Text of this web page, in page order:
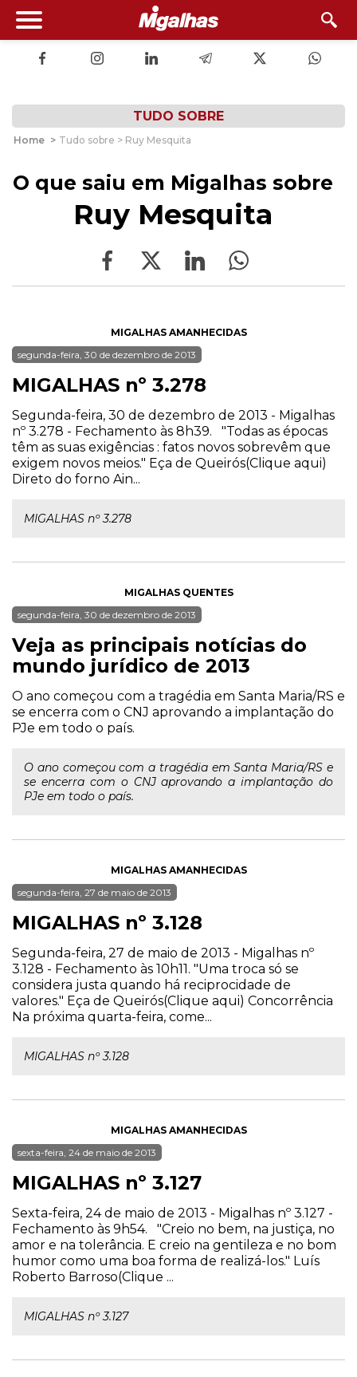
TUDO SOBRE
Home > Tudo sobre > Ruy Mesquita
O que saiu em Migalhas sobre
Ruy Mesquita
MIGALHAS AMANHECIDAS
segunda-feira, 30 de dezembro de 2013
MIGALHAS nº 3.278
Segunda-feira, 30 de dezembro de 2013 - Migalhas
nº 3.278 - Fechamento às 8h39. "Todas as épocas
têm as suas exigências : fatos novos sobrevêm que
exigem novos meios." Eça de Queirós(Clique aqui)
Direto do forno Ain...
MIGALHAS nº 3.278
MIGALHAS QUENTES
segunda-feira, 30 de dezembro de 2013
Veja as principais notícias do
mundo jurídico de 2013
O ano começou com a tragédia em Santa Maria/RS e
se encerra com o CNJ aprovando a implantação do
PJe em todo o país.
O ano começou com a tragédia em Santa Maria/RS e
se encerra com o CNJ aprovando a implantação do
PJe em todo o país.
MIGALHAS AMANHECIDAS
segunda-feira, 27 de maio de 2013
MIGALHAS nº 3.128
Segunda-feira, 27 de maio de 2013 - Migalhas nº
3.128 - Fechamento às 10h11. "Uma troca só se
considera justa quando há reciprocidade de
valores." Eça de Queirós(Clique aqui) Concorrência
Na próxima quarta-feira, come...
MIGALHAS nº 3.128
MIGALHAS AMANHECIDAS
sexta-feira, 24 de maio de 2013
MIGALHAS nº 3.127
Sexta-feira, 24 de maio de 2013 - Migalhas nº 3.127 -
Fechamento às 9h54. "Creio no bem, na justiça, no
amor e na tolerância. E creio na gentileza e no bom
humor como uma boa forma de realizá-los." Luís
Roberto Barroso(Clique ...
MIGALHAS nº 3.127